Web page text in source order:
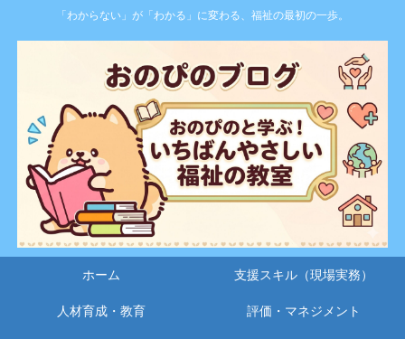
「わからない」が「わかる」に変わる、福祉の最初の一歩。
ホーム 支援スキル（現場実務）
人材育成・教育 評価・マネジメント